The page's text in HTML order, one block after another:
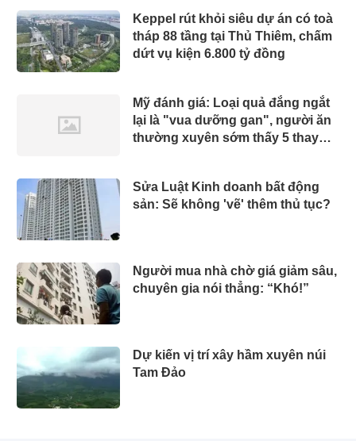
Keppel rút khỏi siêu dự án có toà
tháp 88 tầng tại Thủ Thiêm, chấm
dứt vụ kiện 6.800 tỷ đồng
Mỹ đánh giá: Loại quả đắng ngắt
lại là "vua dưỡng gan", người ăn
thường xuyên sớm thấy 5 thay
Sửa Luật Kinh doanh bất động
sản: Sẽ không 'vẽ' thêm thủ tục?
Người mua nhà chờ giá giảm sâu,
chuyên gia nói thẳng: “Khó!”
Dự kiến vị trí xây hầm xuyên núi
Tam Đảo